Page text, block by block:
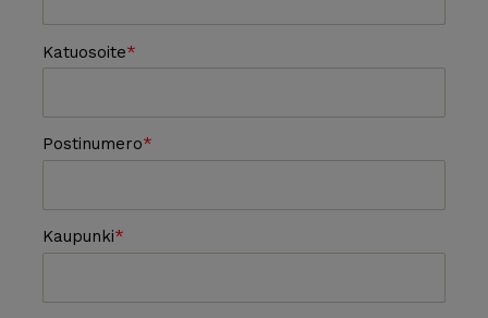
Katuosoite
Postinumero
Kaupunki